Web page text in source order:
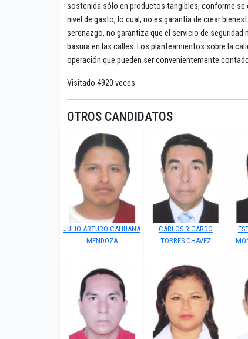
sostenida sólo en productos tangibles, conforme se
nivel de gasto, lo cual, no es garantía de crear
serenazgo, no garantiza que el servicio de
basura en las calles. Los planteamientos sobre la
operación que pueden ser convenientemente
Visitado 4920 veces
OTROS CANDIDATOS
JULIO ARTURO CAHUANA
MENDOZA
CARLOS RICARDO
TORRES CHAVEZ